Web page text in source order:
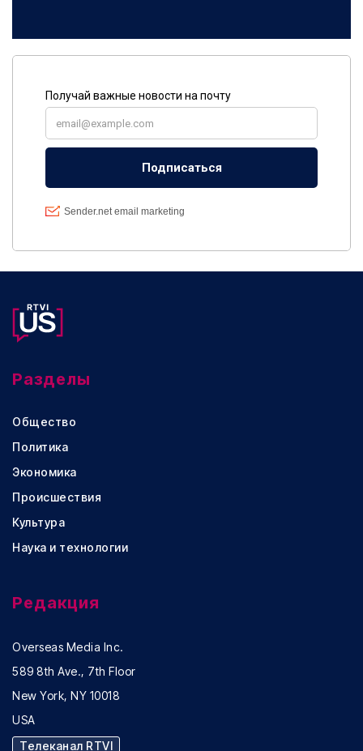
Разделы
Общество
Политика
Экономика
Происшествия
Культура
Наука и технологии
Редакция
Overseas Media Inc.
589 8th Ave., 7th Floor
New York, NY 10018
USA
Телеканал RTVI